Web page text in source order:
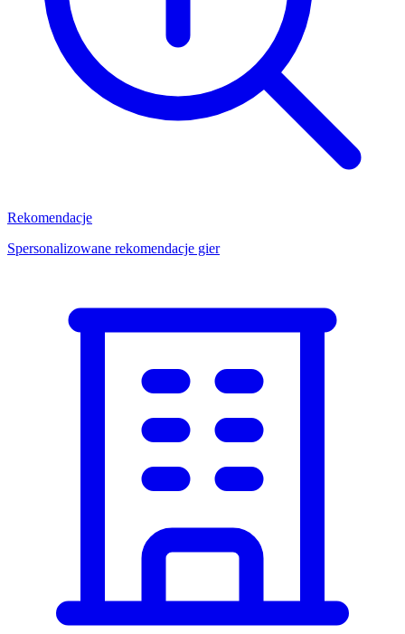
Rekomendacje
Spersonalizowane rekomendacje gier